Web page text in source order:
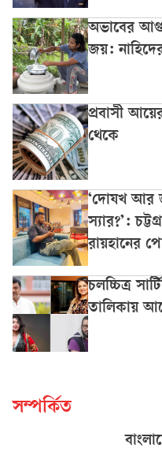
অভাবের
জয়:
প্রবাসী
থেকে
‘দোযখ আর
স্যার?’:
রায়হানের
চলচ্চিত্র
তালিকায়
সম্পর্কিত